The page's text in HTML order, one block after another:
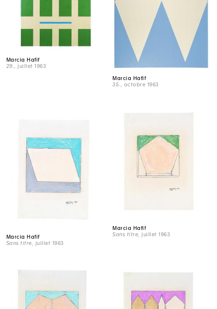
Marcia Hafif
29.
, juillet 1963
Marcia Hafif
35.
, octobre 1963
Marcia Hafif
Sans titre , juillet 1963
Marcia Hafif
Sans titre , juillet 1963